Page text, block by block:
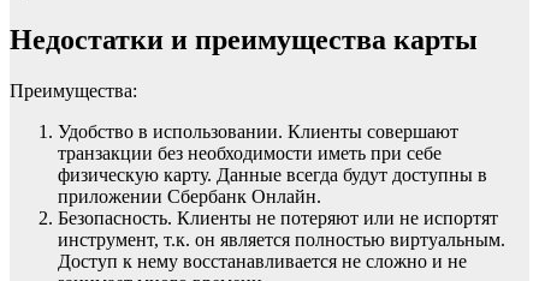
Недостатки и преимущества карты
Преимущества:
Удобство в использовании. Клиенты совершают
транзакции без необходимости иметь при себе
физическую карту. Данные всегда будут доступны в
приложении Сбербанк Онлайн.
Безопасность. Клиенты не потеряют или не испортят
инструмент, т.к. он является полностью виртуальным.
Доступ к нему восстанавливается не сложно и не